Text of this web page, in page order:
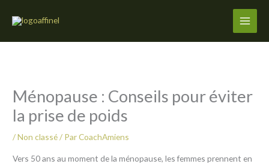
Ménopause : Conseils pour éviter
la prise de poids
/Non classé/ ParCoachAmiens
Vers 50 ans au moment de la ménopause, les femmes prennent en